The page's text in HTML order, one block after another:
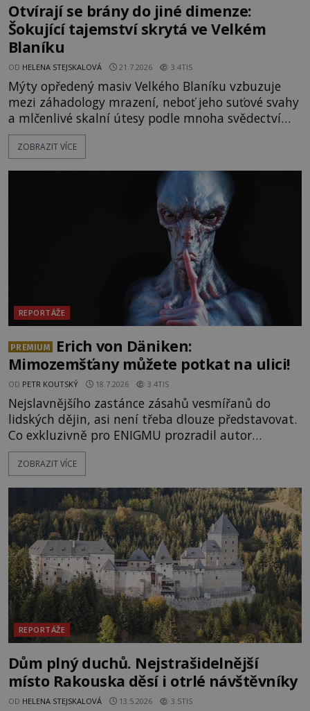
Otvírají se brány do jiné dimenze:
Šokující tajemství skrytá ve Velkém
Blaníku
OD HELENA STEJSKALOVÁ 21.7.2026 3.4TIS
Mýty opředený masiv Velkého Blaníku vzbuzuje
mezi záhadology mrazení, neboť jeho suťové svahy
a mlčenlivé skalní útesy podle mnoha svědectví
fungují jako anomální zóny, kde selhává lidské
vnímání času i prostoru. Geologické anomálie hory
badatelé zde odkrývají indicie, které propojují
prastaré pohanské kulty, keltské svatyně a zprávy
ZOBRAZIT VÍCE
REPORTÁŽE
PREMIUM
Erich von Däniken:
Mimozemšťany můžete potkat na ulici!
OD PETR KOUTSKÝ 18.7.2026 3.4TIS
Nejslavnějšího zastánce zásahů vesmířanů do
lidských dějin, asi není třeba dlouze představovat.
Co exkluzivně pro ENIGMU prozradil autor
Vzpomínek na budoucnost, švýcarský badatel
Erich von Däniken? Orbitální stanice Viking 1
je umělá družice od povrchu Marsu vzdálena asi
1873 kilometrů, nachá
ZOBRAZIT VÍCE
REPORTÁŽE
Dům plný duchů. Nejstrašidelnější
místo Rakouska děsí i otrlé návštěvníky
OD HELENA STEJSKALOVÁ 13.5.2026 3.5TIS